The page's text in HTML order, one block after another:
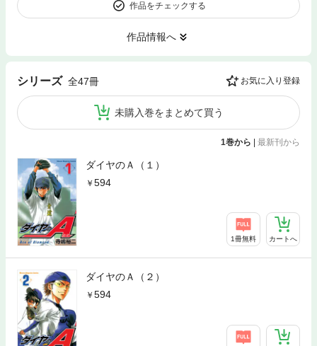
作品をチェックする
作品情報へ
シリーズ 全47冊 お気に入り登録
未購入巻をまとめて買う
1巻から | 最新刊から
ダイヤのＡ（１）
594
1冊無料 カートへ
ダイヤのＡ（２）
594